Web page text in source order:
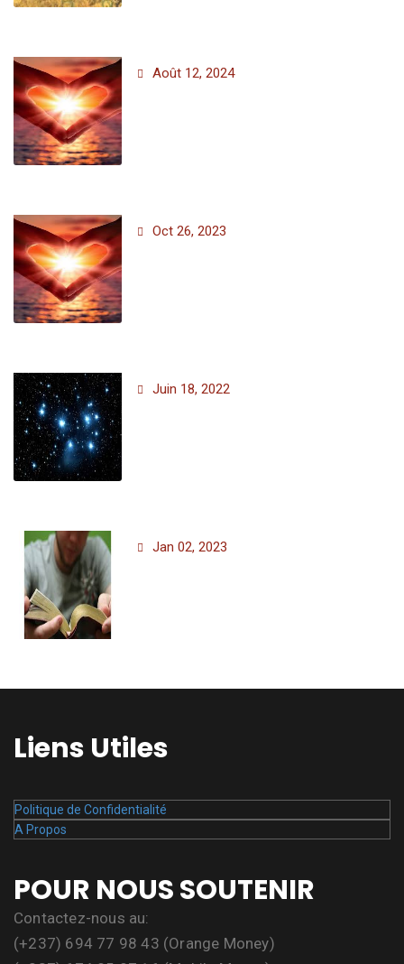
Août 12, 2024
Oct 26, 2023
Juin 18, 2022
Jan 02, 2023
Liens Utiles
Politique de Confidentialité
A Propos
POUR NOUS SOUTENIR
Contactez-nous au:
(+237) 694 77 98 43 (Orange Money)